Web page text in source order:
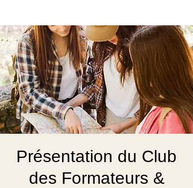
Présentation du Club
des Formateurs &